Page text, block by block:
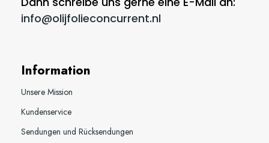
info@olijfolieconcurrent.nl
Information
Unsere Mission
Kundenservice
Sendungen und Rücksendungen